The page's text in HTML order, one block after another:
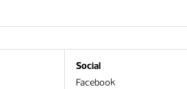
Social
Facebook